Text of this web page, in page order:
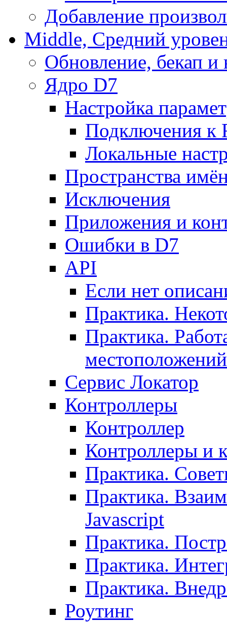
Добавление
Middle, Средний
Обновление, бекап и
Ядро D7
Настройка
Подключения к
Локальные
Пространства
Исключения
Приложения и
Ошибки в D7
API
Если нет
Практика.
Практика.
местоположений
Сервис Локатор
Контроллеры
Контроллер
Контроллеры и
Практика.
Практика.
Javascript
Практика.
Практика.
Практика.
Роутинг